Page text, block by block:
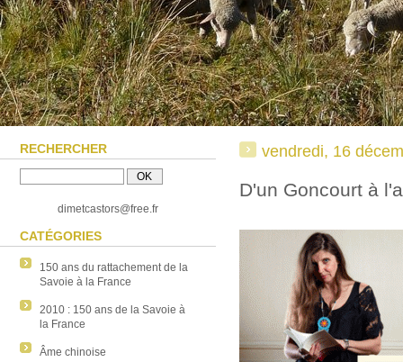
RECHERCHER
dimetcastors@free.fr
CATÉGORIES
150 ans du rattachement de la
Savoie à la France
2010 : 150 ans de la Savoie à
la France
Âme chinoise
vendredi, 16
D'un Goncourt à